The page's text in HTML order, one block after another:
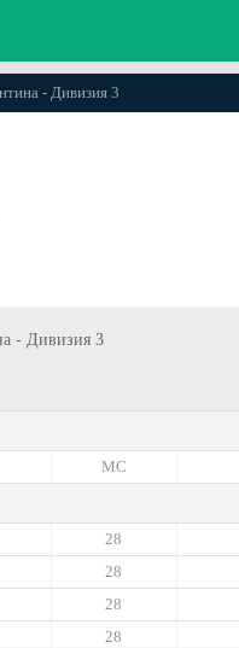
- Дивизия 3
- Дивизия 3
МС
28
28
28
28